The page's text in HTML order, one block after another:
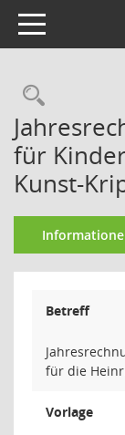
Toggle navigation
für
Kunst-
Betreff
für die
Vorlage